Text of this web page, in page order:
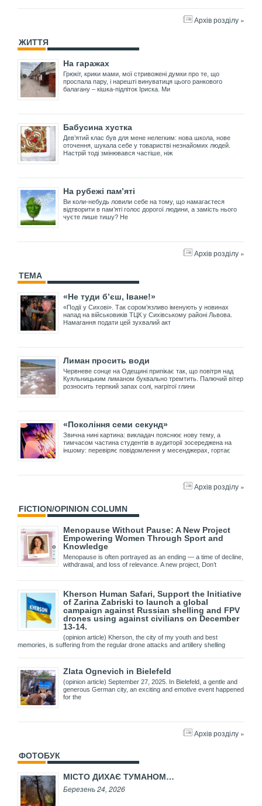
Архів розділу »
ЖИТТЯ
На гаражах
Грюкіт, крики мами, мої стривожені думки про те, що
проспала пару, і нарешті винуватиця цього ранкового
балагану – кішка-підліток Іриска. Ми
Бабусина хустка
Дев’ятий клас був для мене нелегким: нова школа, нове
оточення, шукала себе у товаристві незнайомих людей.
Настрій тоді змінювався частіше, ніж
На рубежі пам’яті
Ви коли-небудь ловили себе на тому, що намагаєтеся
відтворити в пам’яті голос дорогої людини, а замість нього
чуєте лише тишу? Не
Архів розділу »
ТЕМА
«Не туди б’єш, Іване!»
«Події у Сихові». Так сором’язливо іменують у новинах
напад на військовиків ТЦК у Сихівському районі Львова.
Намагання подати цей зухвалий акт
Лиман просить води
Червневе сонце на Одещині припікає так, що повітря над
Куяльницьким лиманом буквально тремтить. Палючий вітер
розносить терпкий запах солі, нагрітої глини
«Покоління семи секунд»
Звична нині картина: викладач пояснює нову тему, а
тимчасом частина студентів в аудиторії зосереджена на
іншому: перевіряє повідомлення у месенджерах, гортає
Архів розділу »
FICTION/OPINION COLUMN
Menopause Without Pause: A New Project
Empowering Women Through Sport and
Knowledge
Menopause is often portrayed as an ending — a time of decline,
withdrawal, and loss of relevance. A new project, Don’t
Kherson Human Safari, Support the Initiative
of Zarina Zabriski to launch a global
campaign against Russian shelling and FPV
drones using against civilians on December
13-14.
(opinion article) Kherson, the city of my youth and best
memories, is suffering from the regular drone attacks and artillery shelling
Zlata Ognevich in Bielefeld
(opinion article) September 27, 2025. In Bielefeld, a gentle and
generous German city, an exciting and emotive event happened
for the
Архів розділу »
ФОТОБУК
МІСТО ДИХАЄ ТУМАНОМ…
Березень 24, 2026